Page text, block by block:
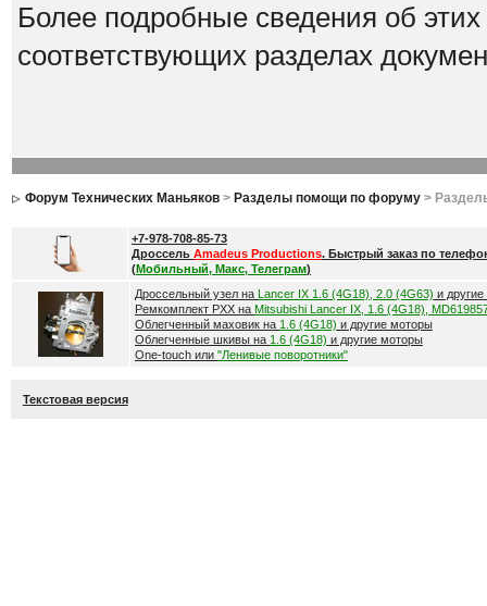
Более подробные сведения об
соответствующих разделах
Форум Технических Маньяков> Разделы помощи по форуму>
+7-978-708-85-73
Дроссель Amadeus Productions. Быстрый заказ по
(Мобильный, Макс, Телеграм)
Дроссельный узел на Lancer IX 1.6 (4G18), 2.0 (4G63) и
Ремкомплект РХХ на Mitsubishi Lancer IX, 1.6 (4G18),
Облегченный маховик на 1.6 (4G18) и другие моторы
Облегченные шкивы на 1.6 (4G18) и другие моторы
One-touch или "Ленивые поворотники"
Текстовая версия